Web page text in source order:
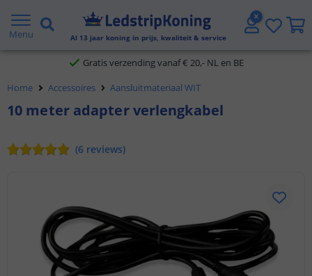
Menu Al 13 jaar koning in prijs, kwaliteit & service
5 jaar garantie
Gratis verzending vanaf € 20,- NL en BE
Klantbeoordeling 9.1
Home Accessoires Aansluitmateriaal WIT
10 meter adapter verlengkabel
(6 reviews)